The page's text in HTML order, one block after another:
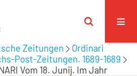
Zeitungen
Ordinari
Post-Zeitungen. 1689-1689
Vom 18. Junij. Im Jahr